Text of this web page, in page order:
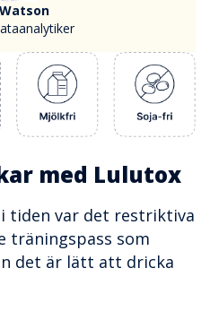
med Lulutox
tiden var det restriktiva
träningspass som
det är lätt att dricka